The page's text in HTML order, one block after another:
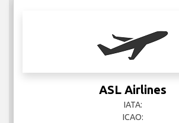
ASL Airlines
IATA:
ICAO: